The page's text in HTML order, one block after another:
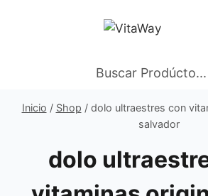
Buscar Prodúcto...
Inicio / Shop / dolo ultraestres con
salvador
dolo